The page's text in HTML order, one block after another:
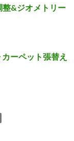
整&ジオメトリー
ーペット張替え